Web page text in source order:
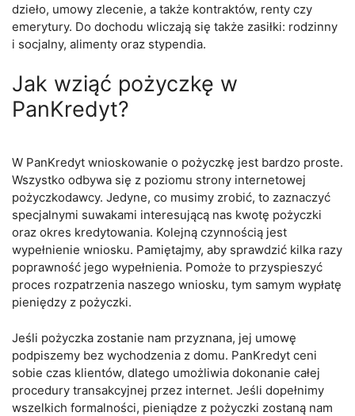
dzieło, umowy zlecenie, a także kontraktów, renty czy
emerytury. Do dochodu wliczają się także zasiłki: rodzinny
i socjalny, alimenty oraz stypendia.
Jak wziąć pożyczkę w
PanKredyt?
W PanKredyt wnioskowanie o pożyczkę jest bardzo proste.
Wszystko odbywa się z poziomu strony internetowej
pożyczkodawcy. Jedyne, co musimy zrobić, to zaznaczyć
specjalnymi suwakami interesującą nas kwotę pożyczki
oraz okres kredytowania. Kolejną czynnością jest
wypełnienie wniosku. Pamiętajmy, aby sprawdzić kilka razy
poprawność jego wypełnienia. Pomoże to przyspieszyć
proces rozpatrzenia naszego wniosku, tym samym wypłatę
pieniędzy z pożyczki.
Jeśli pożyczka zostanie nam przyznana, jej umowę
podpiszemy bez wychodzenia z domu. PanKredyt ceni
sobie czas klientów, dlatego umożliwia dokonanie całej
procedury transakcyjnej przez internet. Jeśli dopełnimy
wszelkich formalności, pieniądze z pożyczki zostaną nam